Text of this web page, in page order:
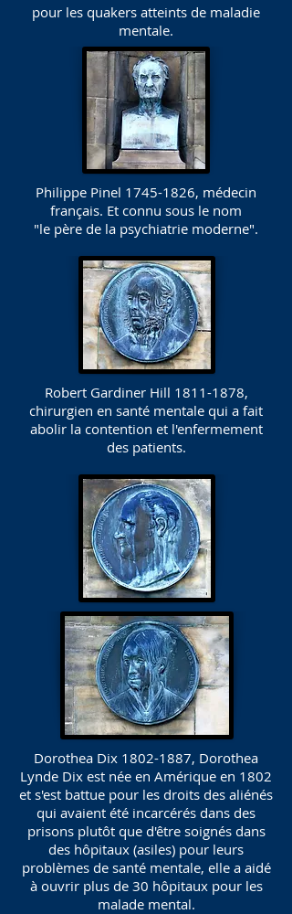
pour les quakers atteints de maladie
mentale.
Philippe Pinel 1745-1826, médecin
français. Et connu sous le nom
"le père de la psychiatrie moderne".
Robert Gardiner Hill 1811-1878,
chirurgien en santé mentale qui a fait
abolir la contention et l'enfermement
des patients.
Dorothea Dix 1802-1887, Dorothea
Lynde Dix est née en Amérique en 1802
et s'est battue pour les droits des aliénés
qui avaient été incarcérés dans des
prisons plutôt que d'être soignés dans
des hôpitaux (asiles) pour leurs
problèmes de santé mentale, elle a aidé
à ouvrir plus de 30 hôpitaux pour les
malade mental.